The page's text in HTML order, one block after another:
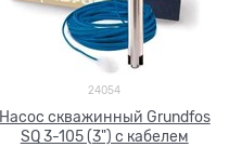
24054
Насос скважинный Grundfos
SQ 3-105 (3") с кабелем